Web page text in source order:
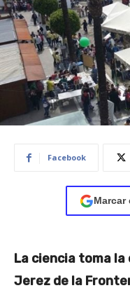
Facebook
Marcar
La ciencia toma la
Jerez de la